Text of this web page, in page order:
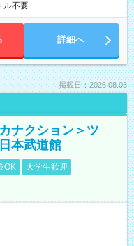
ル不要
詳細へ
掲載日：2026.08.03
ナクション＞ツ
本武道館
OK
大学生歓迎